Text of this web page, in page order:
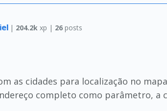
| 204.2k xp | 26 posts
as cidades para localização no
completo como parâmetro, a